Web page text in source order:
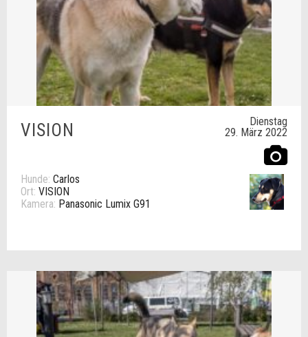
Dienstag
29. März 2022
VISION
Hunde: Carlos
Ort: VISION
Kamera: Panasonic Lumix G91